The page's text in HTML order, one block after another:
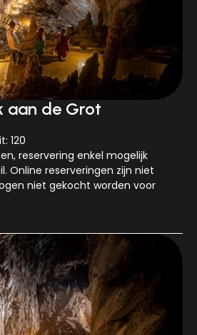
aan de Grot
120
reservering enkel mogelijk
Online reserveringen zijn niet
niet gekocht worden voor